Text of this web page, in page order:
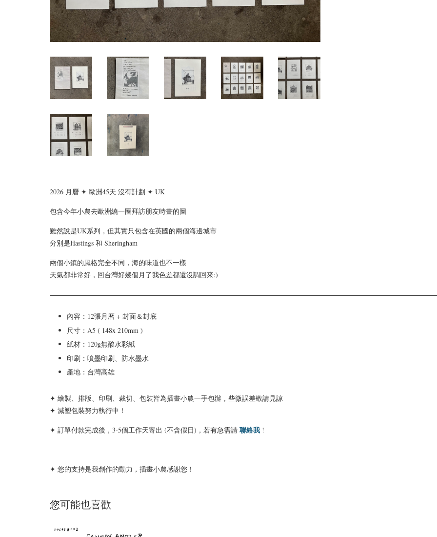
2026 月曆 ✦ 歐洲45天 沒有計劃 ✦ UK
包含今年小農去歐洲繞一圈拜訪朋友時畫的圖
雖然說是UK系列，但其實只包含在英國的兩個海邊城市
分別是Hastings 和 Sheringham
兩個小鎮的風格完全不同，海的味道也不一樣
天氣都非常好，回台灣好幾個月了我色差都還沒調回來:)
內容：12張月曆 + 封面＆封底
尺寸： A5 ( 148x 210mm )
紙材：120g無酸水彩紙
印刷：噴墨印刷、防水墨水
產地：台灣高雄
✦ 繪製、排版、印刷、裁切、包裝皆為插畫小農一手包辦，些微誤差敬請見諒
✦ 減塑包裝努力執行中！
✦ 訂單付款完成後，3-5個工作天寄出 (不含假日)，若有急需請 聯絡我 !
✦ 您的支持是我創作的動力，插畫小農感謝您！
您可能也喜歡